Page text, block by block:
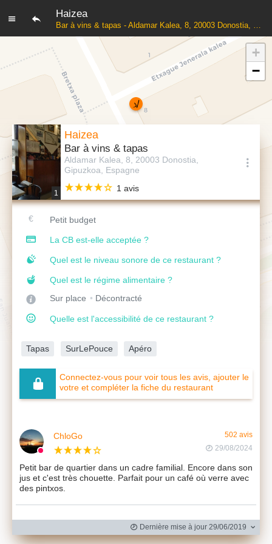
Haizea
Bar à vins & tapas - Aldamar Kalea, 8, 20003 Donostia, Gipuzkoa, Espagne
1
Haizea
Bar à vins & tapas
Aldamar Kalea, 8, 20003 Donostia,
Gipuzkoa, Espagne
1 avis
Petit budget
La CB est-elle acceptée ?
Quel est le niveau sonore de ce restaurant ?
Quel est le régime alimentaire ?
Sur place
Décontracté
Quelle est l'accessibilité de ce restaurant ?
Tapas SurLePouce Apéro
Connectez-vous pour voir tous les avis, ajouter le
votre et compléter la fiche du restaurant
ChloGo
502 avis
29/08/2024
Petit bar de quartier dans un cadre familial. Encore dans son
jus et c'est très chouette. Parfait pour un café où verre avec
des pintxos.
Dernière mise à jour 29/06/2019
+
−